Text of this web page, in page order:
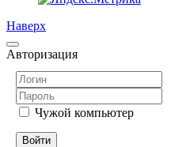
Наверх
Авторизация
Чужой компьютер
Войти